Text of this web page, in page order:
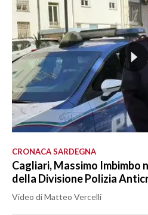
CRONACA SARDEGNA
Cagliari, Massimo Imbimbo
della Divisione Polizia
Video di Matteo Vercelli